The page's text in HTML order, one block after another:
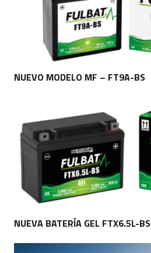
NUEVO MODELO MF – FT9A-BS
NUEVA BATERÍA GEL FTX6.5L-BS